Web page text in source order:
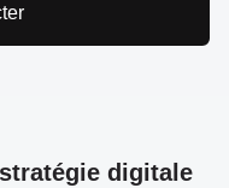
digitale